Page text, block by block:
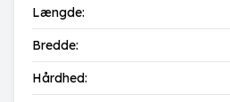
Længde:
Bredde:
Hårdhed: